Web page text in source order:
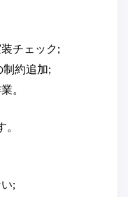
チェック;
約追加;
。
;